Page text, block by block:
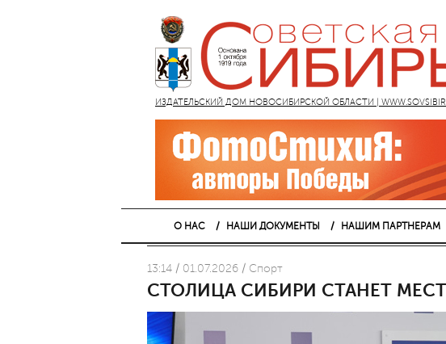
ИЗДАТЕЛЬСКИЙ ДОМ НОВОСИБИРСКОЙ ОБЛАСТИ |
О НАС НАШИ ДОКУМЕНТЫ НАШИМ ПАРТНЕРАМ
13:14 / 01.07.2026 / Спорт
СТОЛИЦА СИБИРИ СТАНЕТ